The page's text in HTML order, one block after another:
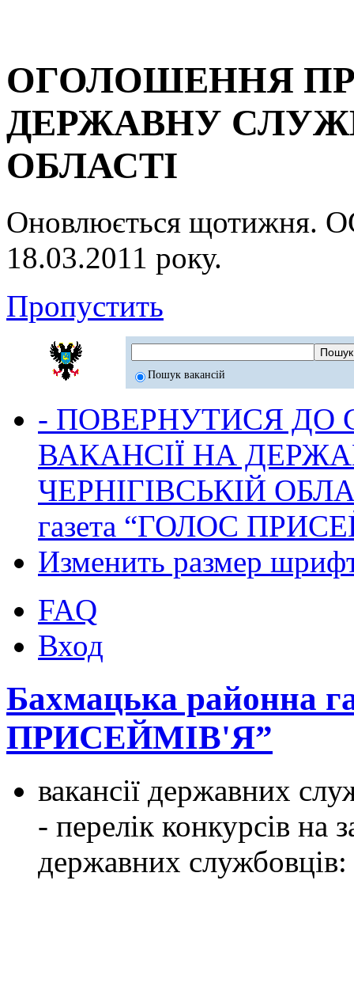
ОГОЛОШЕННЯ
ДЕРЖАВНУ
ОБЛАСТІ
Оновлюється
18.03.2011 року.
Пропустить
Пошук вакансій
- ПОВЕРНУТИСЯ ДО
ВАКАНСІЇ НА
ЧЕРНІГІВСЬКІЙ
газета “ГОЛОС
Изменить размер
FAQ
Вход
Бахмацька районна
ПРИСЕЙМІВ'Я”
вакансії державних
- перелік конкурсів на
державних службовців: